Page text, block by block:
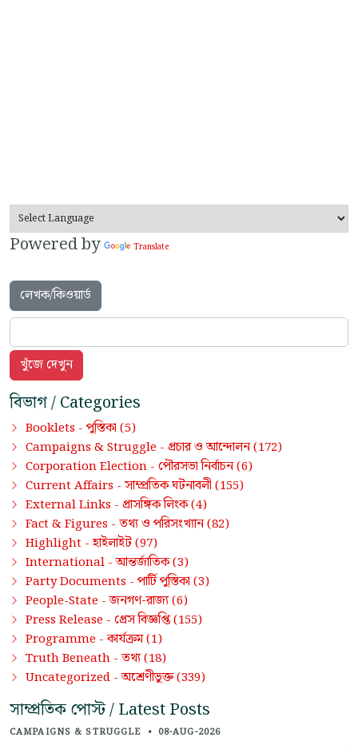
Powered by Translate
লেখক/কিওয়ার্ড
বিভাগ / Categories
Booklets - পুস্তিকা (5)
Campaigns & Struggle - প্রচার ও আন্দোলন(172)
Corporation Election - পৌরসভা নির্বাচন(6)
Current Affairs - সাম্প্রতিক ঘটনাবলী (155)
External Links - প্রাসঙ্গিক লিংক(4)
Fact & Figures - তথ্য ও পরিসংখ্যান(82)
Highlight -হাইলাইট(97)
International -আন্তর্জাতিক(3)
Party Documents - পার্টি পুস্তিকা (3)
People-State -জনগণ-রাজ্য(6)
Press Release - প্রেস বিজ্ঞপ্তি(155)
Programme -কার্যক্রম(1)
Truth Beneath - তথ্য(18)
Uncategorized -অশ্রেণীভুক্ত(339)
সাম্প্রতিক পোস্ট / Latest Posts
CAMPAIGNS & STRUGGLE • 08-AUG-2026